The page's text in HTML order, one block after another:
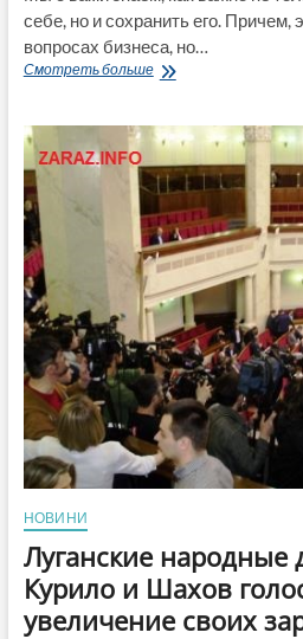
себе, но и сохранить его. Причем,
вопросах бизнеса, но…
Смотреть большеКредитный
избирателями
народных
депутатов
Луганской
области
НОВИНИ
Луганские народные
Курило и Шахов
увеличение своих